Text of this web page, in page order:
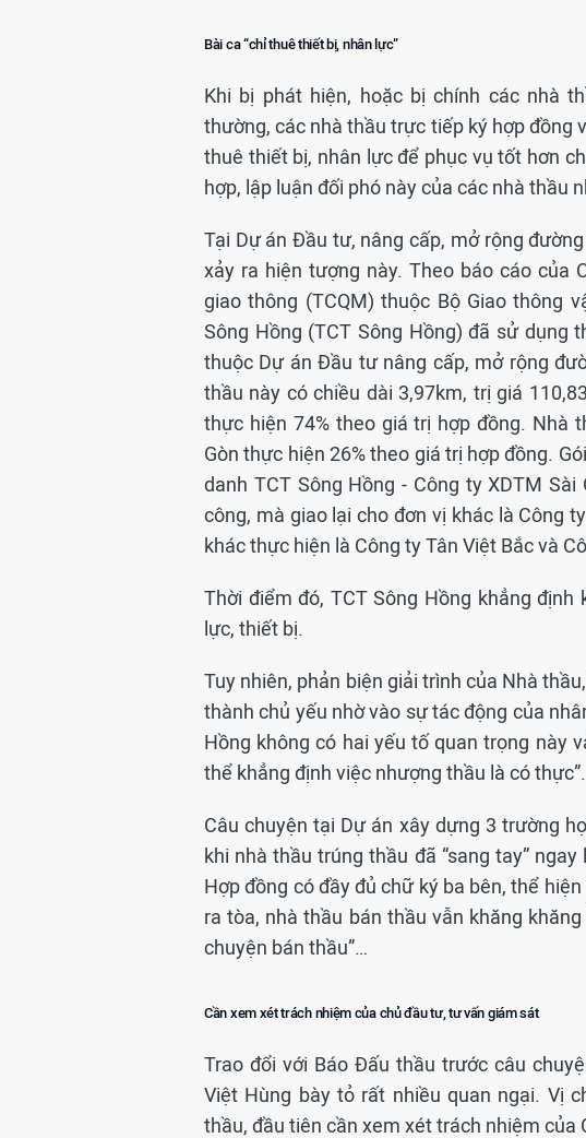
Bài ca “chỉ thuê thiết bị, nhân lực”
Khi bị phát hiện, hoặc bị chính các nhà
thường, các nhà thầu trực tiếp ký hợp đồng
thuê thiết bị, nhân lực để phục vụ tốt hơn
hợp, lập luận đối phó này của các nhà thầu
Tại Dự án Đầu tư, nâng cấp, mở rộng
xảy ra hiện tượng này. Theo báo cáo của
giao thông (TCQM) thuộc Bộ Giao thông
Sông Hồng (TCT Sông Hồng) đã sử dụng
thuộc Dự án Đầu tư nâng cấp, mở rộng
thầu này có chiều dài 3,97km, trị giá
thực hiện 74% theo giá trị hợp đồng. Nhà
Gòn thực hiện 26% theo giá trị hợp đồng.
danh TCT Sông Hồng - Công ty XDTM
công, mà giao lại cho đơn vị khác là Công
khác thực hiện là Công ty Tân Việt Bắc và
Thời điểm đó, TCT Sông Hồng khẳng
lực, thiết bị.
Tuy nhiên, phản biện giải trình của Nhà
thành chủ yếu nhờ vào sự tác động của
Hồng không có hai yếu tố quan trọng này
thể khẳng định việc nhượng thầu là có thực”.
Câu chuyện tại Dự án xây dựng 3 trường
khi nhà thầu trúng thầu đã “sang tay”
Hợp đồng có đầy đủ chữ ký ba bên, thể
ra tòa, nhà thầu bán thầu vẫn khăng
chuyện bán thầu”…
Cần xem xét trách nhiệm của chủ đầu tư, tư vấn giám sát
Trao đổi với Báo Đấu thầu trước câu
Việt Hùng bày tỏ rất nhiều quan ngại. Vị
thầu, đầu tiên cần xem xét trách nhiệm